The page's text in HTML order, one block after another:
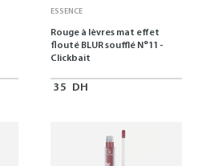
ESSENCE
Rouge à lèvres mat effet
flouté BLUR soufflé N°11 -
Clickbait
35 DH